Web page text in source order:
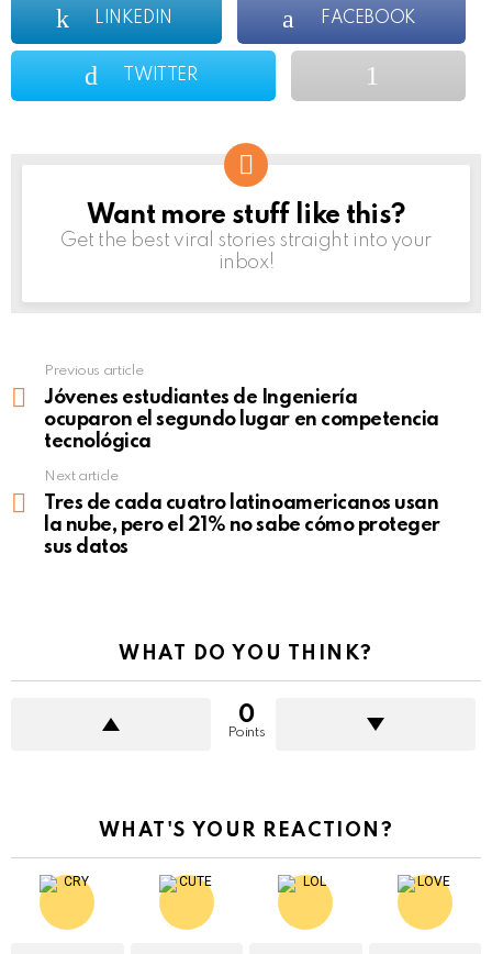
LINKEDIN FACEBOOK
TWITTER
NEWSLETTER
Want more stuff like this?
Get the best viral stories straight into your
inbox!
more
Previous article
Jóvenes estudiantes de Ingeniería
ocuparon el segundo lugar en competencia
tecnológica
Next article
Tres de cada cuatro latinoamericanos usan
la nube, pero el 21% no sabe cómo proteger
sus datos
WHAT DO YOU THINK?
0
Points
WHAT'S YOUR REACTION?